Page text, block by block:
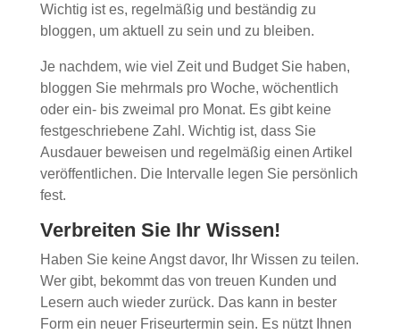
Wichtig ist es, regelmäßig und beständig zu
bloggen, um aktuell zu sein und zu bleiben.
Je nachdem, wie viel Zeit und Budget Sie haben,
bloggen Sie mehrmals pro Woche, wöchentlich
oder ein- bis zweimal pro Monat. Es gibt keine
festgeschriebene Zahl. Wichtig ist, dass Sie
Ausdauer beweisen und regelmäßig einen Artikel
veröffentlichen. Die Intervalle legen Sie persönlich
fest.
Verbreiten Sie Ihr Wissen!
Haben Sie keine Angst davor, Ihr Wissen zu teilen.
Wer gibt, bekommt das von treuen Kunden und
Lesern auch wieder zurück. Das kann in bester
Form ein neuer Friseurtermin sein. Es nützt Ihnen